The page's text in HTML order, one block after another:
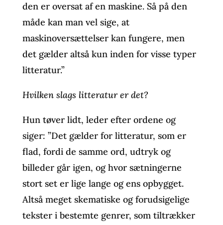
den er oversat af en maskine. Så på den
måde kan man vel sige, at
maskinoversættelser kan fungere, men
det gælder altså kun inden for visse typer
litteratur.”
Hvilken slags litteratur er det?
Hun tøver lidt, leder efter ordene og
siger: ”Det gælder for litteratur, som er
flad, fordi de samme ord, udtryk og
billeder går igen, og hvor sætningerne
stort set er lige lange og ens opbygget.
Altså meget skematiske og forudsigelige
tekster i bestemte genrer, som tiltrækker